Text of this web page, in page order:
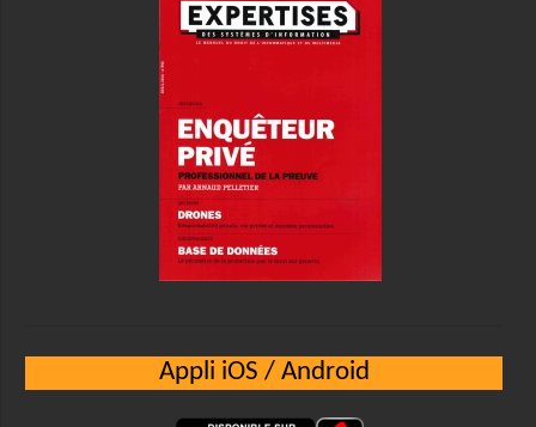
Appli iOS / Android